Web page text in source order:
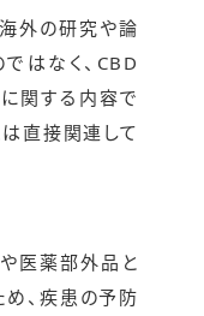
外の研究や論
はなく、CBD
関する内容で
は直接関連して
医薬部外品と
め、疾患の予防